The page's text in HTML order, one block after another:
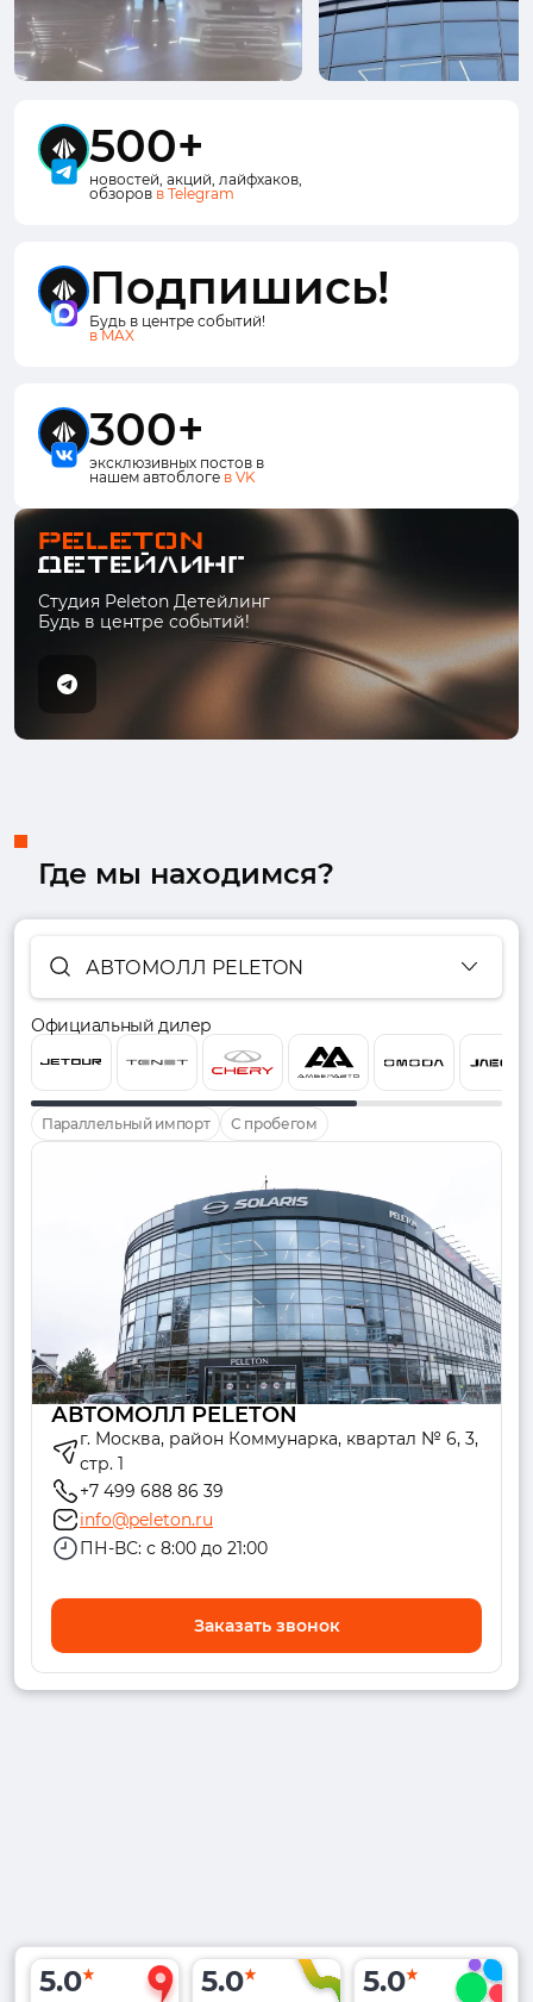
500+
новостей, акций, лайфхаков,
обзоров в Telegram
Подпишись!
Будь в центре событий!
в MAX
300+
эксклюзивных постов в
нашем автоблоге в VK
Студия Peleton Детейлинг
Будь в центре событий!
Где мы находимся?
АВТОМОЛЛ PELETON
Официальный дилер
Параллельный импорт С пробегом
АВТОМОЛЛ PELETON
г. Москва, район Коммунарка, квартал № 6, 3,
стр. 1
+7 499 688 86 39
info@peleton.ru
ПН-ВС: с 8:00 до 21:00
Заказать звонок
5.0 5.0 5.0